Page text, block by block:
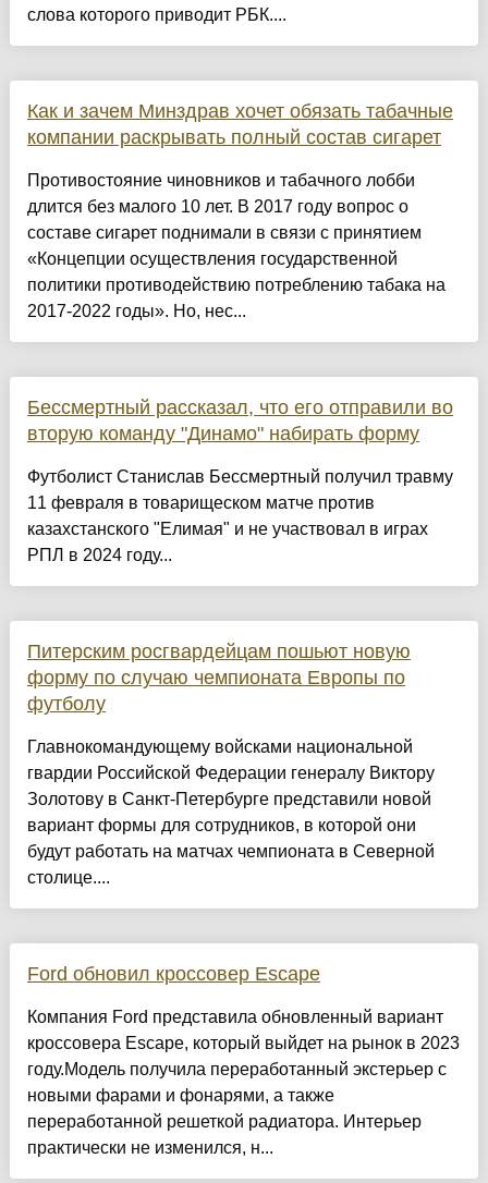
слова которого приводит РБК....
Как и зачем Минздрав хочет обязать табачные
компании раскрывать полный состав сигарет
Противостояние чиновников и табачного лобби
длится без малого 10 лет. В 2017 году вопрос о
составе сигарет поднимали в связи с принятием
«Концепции осуществления государственной
политики противодействию потреблению табака на
2017-2022 годы». Но, нес...
Бессмертный рассказал, что его отправили во
вторую команду "Динамо" набирать форму
Футболист Станислав Бессмертный получил травму
11 февраля в товарищеском матче против
казахстанского "Елимая" и не участвовал в играх
РПЛ в 2024 году...
Питерским росгвардейцам пошьют новую
форму по случаю чемпионата Европы по
футболу
Главнокомандующему войсками национальной
гвардии Российской Федерации генералу Виктору
Золотову в Санкт-Петербурге представили новой
вариант формы для сотрудников, в которой они
будут работать на матчах чемпионата в Северной
столице....
Ford обновил кроссовер Escape
Компания Ford представила обновленный вариант
кроссовера Escape, который выйдет на рынок в 2023
году.Модель получила переработанный экстерьер с
новыми фарами и фонарями, а также
переработанной решеткой радиатора. Интерьер
практически не изменился, н...